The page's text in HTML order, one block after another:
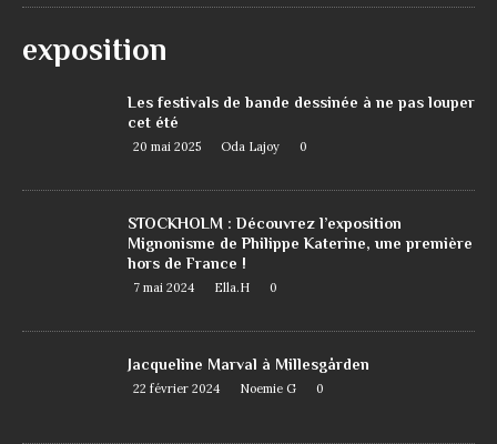
exposition
Les festivals de bande dessinée à ne pas louper
cet été
20 mai 2025 Oda Lajoy 0
STOCKHOLM : Découvrez l’exposition
Mignonisme de Philippe Katerine, une première
hors de France !
7 mai 2024 Ella.H 0
Jacqueline Marval à Millesgården
22 février 2024 Noemie G 0